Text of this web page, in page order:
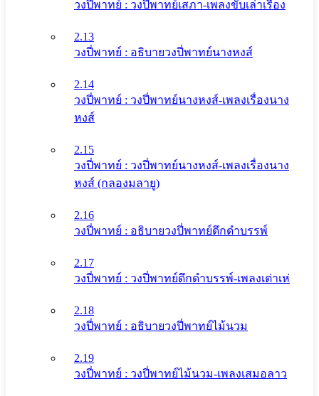
วงปี่พาทย์ : วงปี่พาทย์เสภา-เพลงขับเล่าเรื่อง
2.13
วงปี่พาทย์ : อธิบายวงปี่พาทย์นางหงส์
2.14
วงปี่พาทย์ : วงปี่พาทย์นางหงส์-เพลงเรื่องนาง
หงส์
2.15
วงปี่พาทย์ : วงปี่พาทย์นางหงส์-เพลงเรื่องนาง
หงส์ (กลองมลายู)
2.16
วงปี่พาทย์ : อธิบายวงปี่พาทย์ดึกดําบรรพ์
2.17
วงปี่พาทย์ : วงปี่พาทย์ดึกดําบรรพ์-เพลงเต่าเห่
2.18
วงปี่พาทย์ : อธิบายวงปี่พาทย์ไม้นวม
2.19
วงปี่พาทย์ : วงปี่พาทย์ไม้นวม-เพลงเสมอลาว